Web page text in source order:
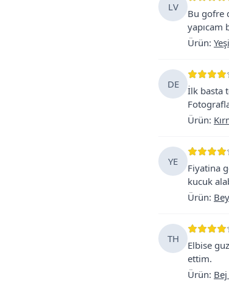
LV
Bu gofre
yapıcam
Ürün:
DE
İlk basta
Ürün:
YE
Fiyatina
kucuk
Ürün:
TH
Elbise
ettim.
Ürün: